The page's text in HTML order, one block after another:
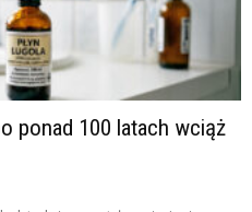
ponad 100 latach wciąż